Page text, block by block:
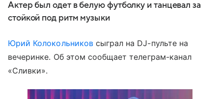
Актер был одет в белую футболку и танцевал за
стойкой под ритм музыки
Юрий Колокольниковсыграл на DJ-пульте на
вечеринке. Об этом сообщает телеграм-канал
«Сливки».